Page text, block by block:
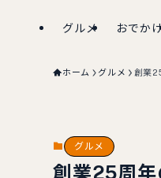
グルメ おでか
ホーム グルメ 創業
グルメ
創業25周年